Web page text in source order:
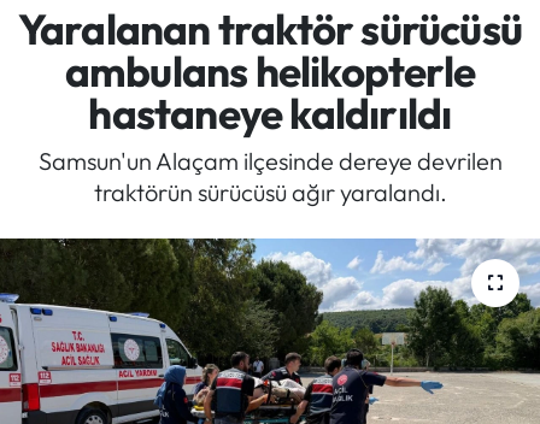
Yaralanan traktör sürücüsü
ambulans helikopterle
hastaneye kaldırıldı
Samsun'un Alaçam ilçesinde dereye devrilen
traktörün sürücüsü ağır yaralandı.
Türkiye
Kültür/Sanat
Politika
Politik Kulis
Dünya
Magazin
Mektup Galeri
Trabzon Trafik Yoğunluk Haritası
Süper Lig Puan Durumu ve Fikstür
Tüm Manşetler
Son Dakika Haberleri
Haber Arşivi